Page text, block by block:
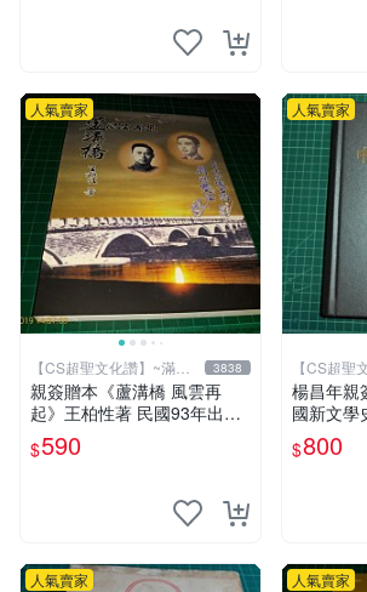
人氣賣家
【CS超聖文化讚】~滿千
元送運
3838
親簽贈本《蘆溝橋 風雲再
起》王柏性著 民國93年出版
【CS超聖文化讚】
$590
人氣賣家
【CS超聖
元送運
楊昌年親
國新文學
等著 駱駝 2005年 【CS超聖
文化2讚】
$800
人氣賣家 人氣賣家